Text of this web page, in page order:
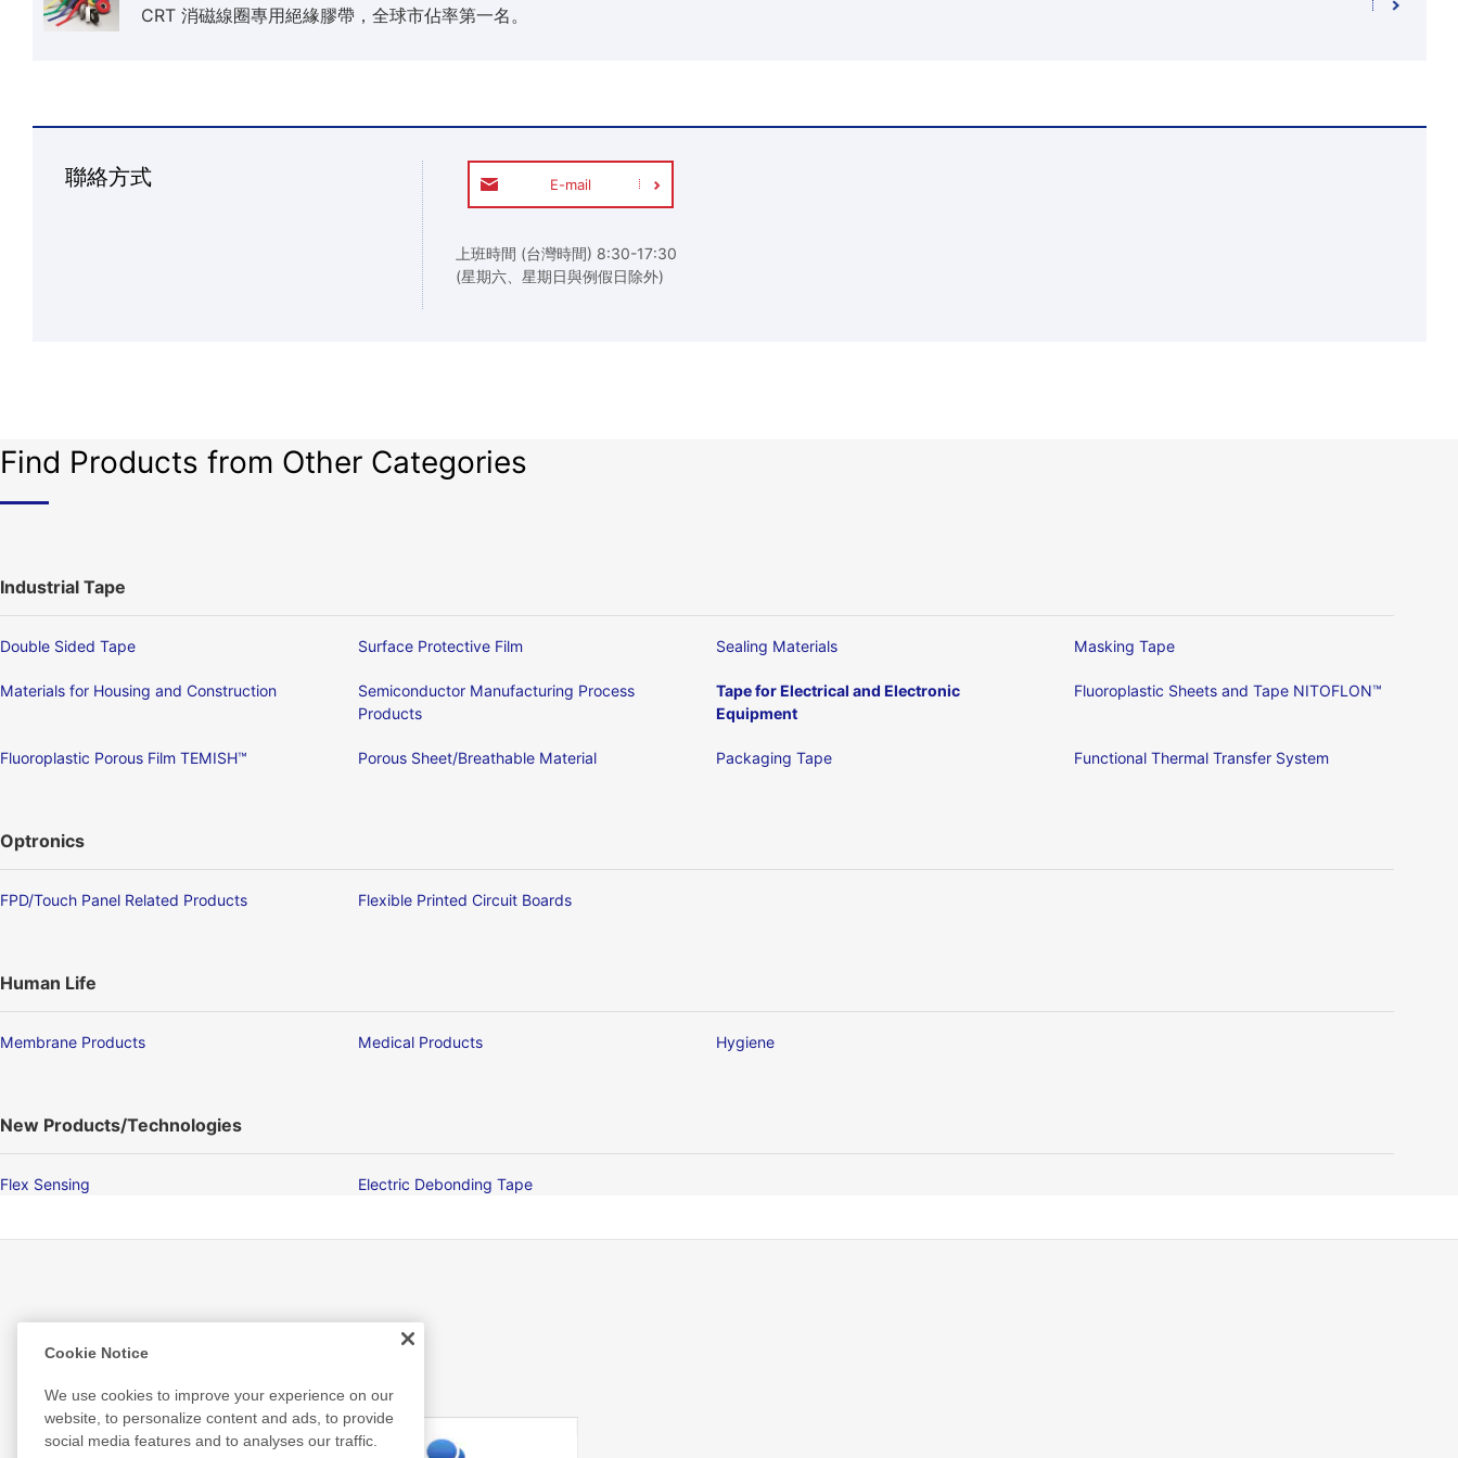
CRT 消磁線圈專用絕緣膠帶，全球市佔率第一名。
聯絡方式 E-mail
上班時間 (台灣時間) 8:30-17:30
(星期六、星期日與例假日除外)
Find Products from Other Categories
Industrial Tape
Double Sided Tape Surface Protective Film Sealing Materials Masking Tape
Materials for Housing and Construction
Semiconductor Manufacturing Process
Products
Tape for Electrical and Electronic
Equipment
Fluoroplastic Sheets and Tape NITOFLON™
Fluoroplastic Porous Film TEMISH™ Porous Sheet/Breathable Material Packaging Tape Functional Thermal Transfer System
Optronics
FPD/Touch Panel Related Products Flexible Printed Circuit Boards
Human Life
Membrane Products Medical Products Hygiene
New Products/Technologies
Flex Sensing Electric Debonding Tape
Related Information
Cookie Notice
We use cookies to improve your experience on our
website, to personalize content and ads, to provide
social media features and to analyses our traffic.